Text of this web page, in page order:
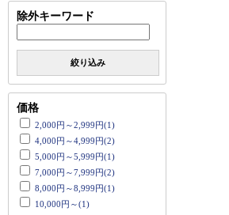
除外キーワード
絞り込み
価格
2,000円～2,999円(1)
4,000円～4,999円(2)
5,000円～5,999円(1)
7,000円～7,999円(2)
8,000円～8,999円(1)
10,000円～(1)